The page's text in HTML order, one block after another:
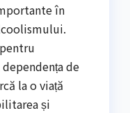
în
de
la o viață
și